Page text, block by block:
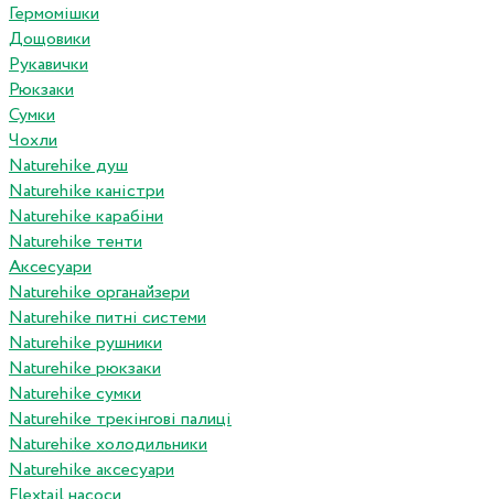
Гермомішки
Дощовики
Рукавички
Рюкзаки
Сумки
Чохли
Naturehike душ
Naturehike каністри
Naturehike карабіни
Naturehike тенти
Аксесуари
Naturehike органайзери
Naturehike питні системи
Naturehike рушники
Naturehike рюкзаки
Naturehike сумки
Naturehike трекінгові палиці
Naturehike холодильники
Naturehike аксесуари